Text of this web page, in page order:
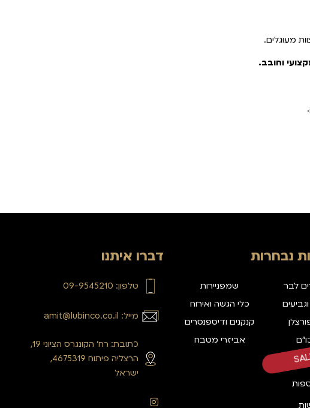
וחובב.
נבחרות
לבר
שמפניירות
כלי הגשה ואירוח
קנקנים ודיספנסרים
אביזרי מטבח
דברו איתנו
טלפון: 09-9545210
מייל: amit@lubinco.co.il
כתובת: רח’ הקונגרס הציוני 19,
הרצליה פיתוח 4675319,
ישראל